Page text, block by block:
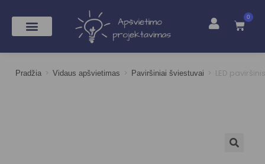
0
Pradžia > Vidaus apšvietimas > Paviršiniai šviestuvai > LED